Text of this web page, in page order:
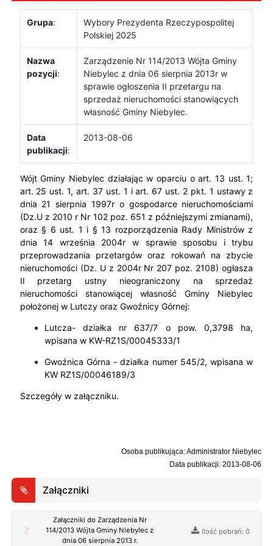
Grupa:
Wybory Prezydenta Rzeczypospolitej
Polskiej 2025
Nazwa
pozycji:
Zarządzenie Nr 114/2013 Wójta Gminy
Niebylec z dnia 06 sierpnia 2013r w
sprawie ogłoszenia II przetargu na
sprzedaż nieruchomości stanowiących
własność Gminy Niebylec.
Data
publikacji:
2013-08-06
Wójt Gminy Niebylec działając w oparciu o art. 13 ust. 1;
art. 25 ust. 1, art. 37 ust. 1 i art. 67 ust. 2 pkt. 1 ustawy z
dnia 21 sierpnia 1997r o gospodarce nieruchomościami
(Dz.U z 2010 r Nr 102 poz. 651 z późniejszymi zmianami),
oraz § 6 ust. 1 i § 13 rozporządzenia Rady Ministrów z
dnia 14 września 2004r w sprawie sposobu i trybu
przeprowadzania przetargów oraz rokowań na zbycie
nieruchomości (Dz. U z 2004r Nr 207 poz. 2108) ogłasza
II przetarg ustny nieograniczony na sprzedaż
nieruchomości stanowiącej własność Gminy Niebylec
położonej w Lutczy oraz Gwoźnicy Górnej:
Lutcza- działka nr 637/7 o pow. 0,3798 ha,
wpisana w KW-RZ1S/00045333/1
Gwoźnica Górna - działka numer 545/2, wpisana w
KW RZ1S/00046189/3
Szczegóły w załączniku.
Osoba publikująca: Administrator Niebylec
Data publikacji: 2013-08-06
Załączniki
Załączniki do Zarządzenia Nr
114/2013 Wójta Gminy Niebylec z
dnia 06 sierpnia 2013 r.
Ilość pobrań: 0